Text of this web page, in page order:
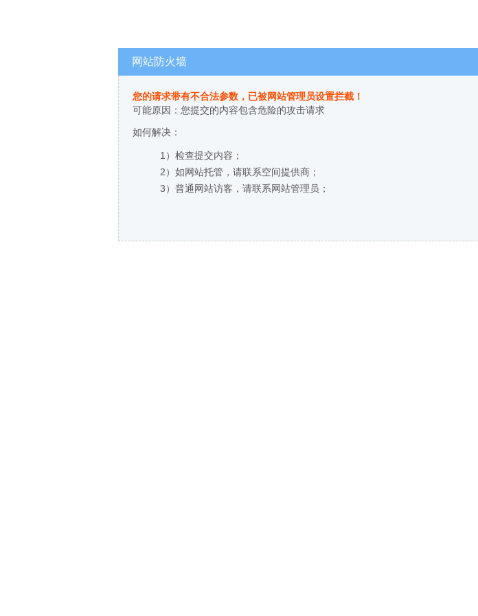
网站防火墙
您的请求带有不合法参数，已被网站管理员设置拦截！
可能原因：您提交的内容包含危险的攻击请求
如何解决：
1）检查提交内容；
2）如网站托管，请联系空间提供商；
3）普通网站访客，请联系网站管理员；